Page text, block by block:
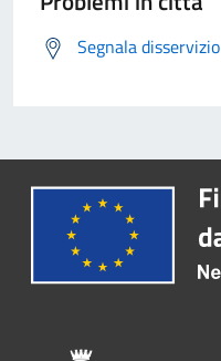
Segnala disservizio